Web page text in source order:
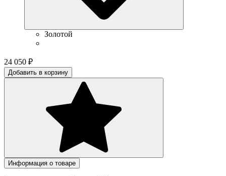
Золотой
24 050 ₽
Добавить в корзину
Информация о товаре